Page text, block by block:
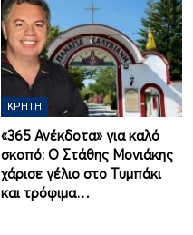
ΚΡΉΤΗ
«365 Ανέκδοτα» για καλό
σκοπό: Ο Στάθης Μονιάκης
χάρισε γέλιο στο Τυμπάκι
και τρόφιμα…